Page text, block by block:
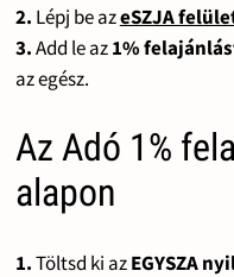
2. Lépj be azeSZJA
3.Add le az1%
az egész.
Az Adó 1%
alapon
1.Töltsd ki azEGYSZA